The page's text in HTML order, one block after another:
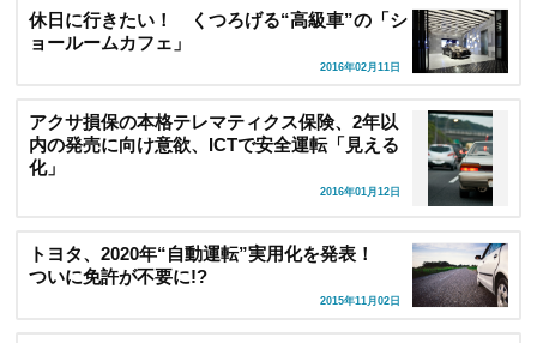
休日に行きたい！ くつろげる“高級車”の「シ
ョールームカフェ」
2016年02月11日
アクサ損保の本格テレマティクス保険、2年以
内の発売に向け意欲、ICTで安全運転「見える
化」
2016年01月12日
トヨタ、2020年“自動運転”実用化を発表！
ついに免許が不要に!?
2015年11月02日